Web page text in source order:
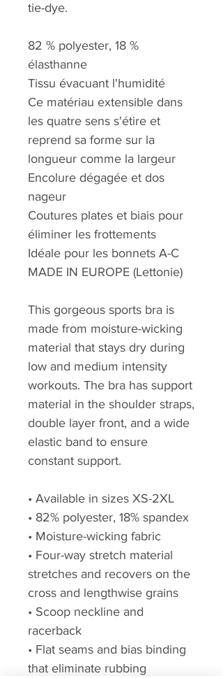
tie-dye.
82 % polyester, 18 %
élasthanne
Tissu évacuant l'humidité
Ce matériau extensible dans
les quatre sens s'étire et
reprend sa forme sur la
longueur comme la largeur
Encolure dégagée et dos
nageur
Coutures plates et biais pour
éliminer les frottements
Idéale pour les bonnets A-C
MADE IN EUROPE (Lettonie)
This gorgeous sports bra is
made from moisture-wicking
material that stays dry during
low and medium intensity
workouts. The bra has support
material in the shoulder straps,
double layer front, and a wide
elastic band to ensure
constant support.
• Available in sizes XS-2XL
• 82% polyester, 18% spandex
• Moisture-wicking fabric
• Four-way stretch material
stretches and recovers on the
cross and lengthwise grains
• Scoop neckline and
racerback
• Flat seams and bias binding
that eliminate rubbing